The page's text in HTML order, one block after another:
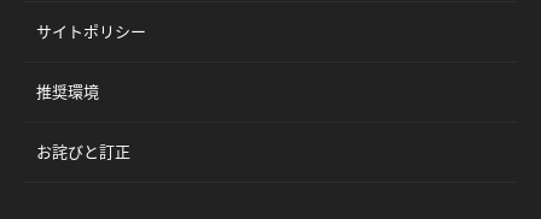
サイトポリシー
推奨環境
お詫びと訂正